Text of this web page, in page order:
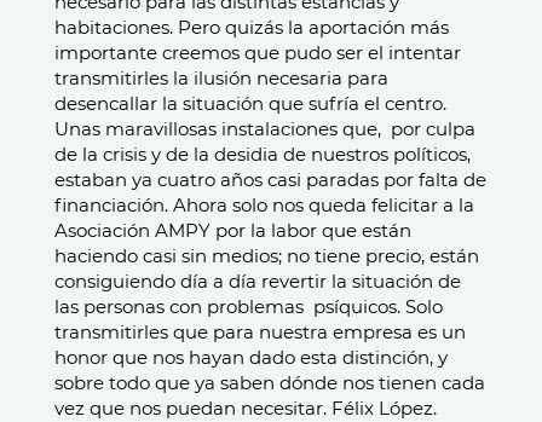
habitaciones. Pero quizás la aportación más
importante creemos que pudo ser el intentar
transmitirles la ilusión necesaria para
desencallar la situación que sufría el centro.
Unas maravillosas instalaciones que, por culpa
de la crisis y de la desidia de nuestros políticos,
estaban ya cuatro años casi paradas por falta de
financiación. Ahora solo nos queda felicitar a la
Asociación AMPY por la labor que están
haciendo casi sin medios; no tiene precio, están
consiguiendo día a día revertir la situación de
las personas con problemas psíquicos. Solo
transmitirles que para nuestra empresa es un
honor que nos hayan dado esta distinción, y
sobre todo que ya saben dónde nos tienen cada
vez que nos puedan necesitar. Félix López.